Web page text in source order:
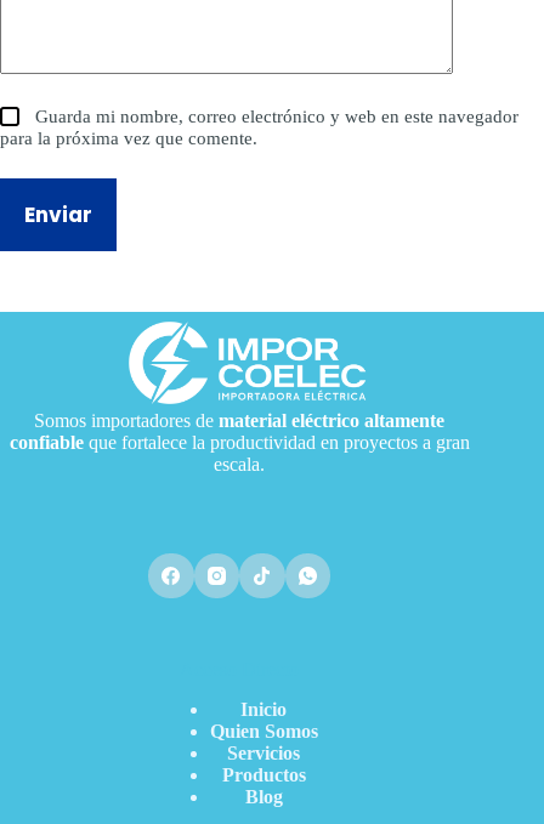
Guarda mi nombre, correo electrónico y web en este navegador
para la próxima vez que comente.
Enviar
Somos importadores dematerial eléctrico altamente
confiableque fortalece la productividad en proyectos a gran
escala.
Inicio
Quien Somos
Servicios
Productos
Blog